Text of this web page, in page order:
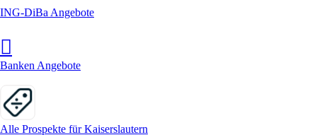
ING-DiBa Angebote
Banken Angebote
Alle Prospekte für Kaiserslautern